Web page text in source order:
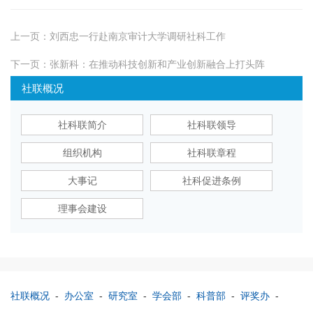
上一页： 刘西忠一行赴南京审计大学调研社科工作
下一页： 张新科：在推动科技创新和产业创新融合上打头阵
社联概况
社科联简介 社科联领导
组织机构 社科联章程
大事记 社科促进条例
理事会建设
社联概况 - 办公室 - 研究室 - 学会部 - 科普部 - 评奖办 -